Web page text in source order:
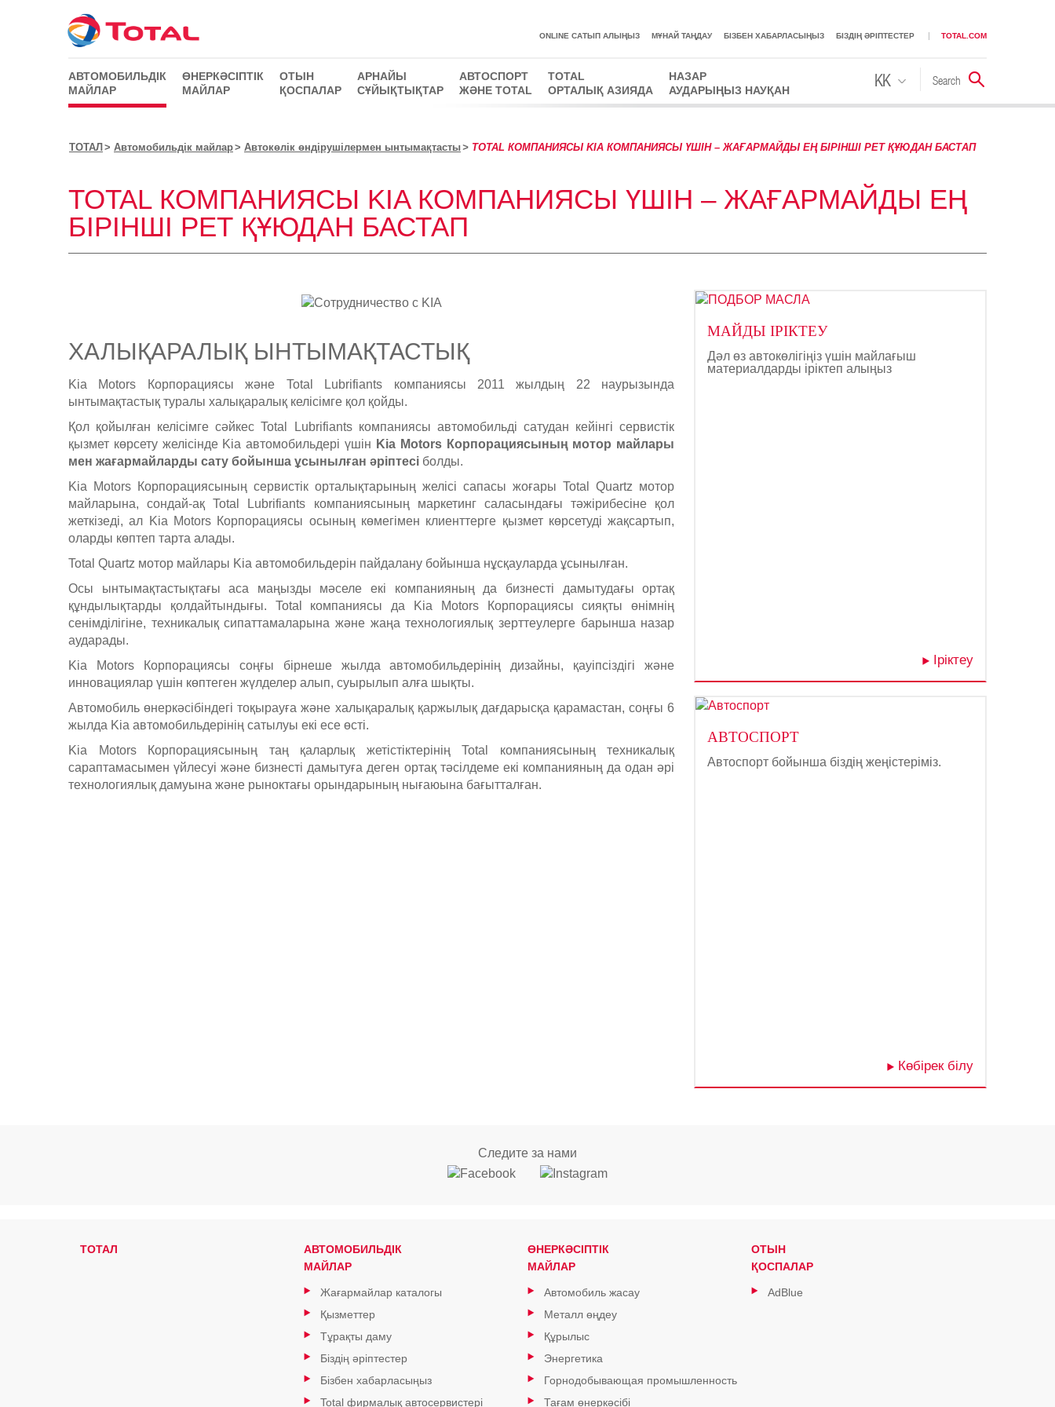
ONLINE САТЫП АЛЫҢЫЗ MҰНАЙ ТАҢДАУ БІЗБЕН ХАБАРЛАСЫҢЫЗ БІЗДІҢ ӘРІПТЕСТЕР TOTAL.COM
АВТОМОБИЛЬДІК
МАЙЛАР
ӨНЕРКӘСІПТІК
МАЙЛАР
ОТЫН
ҚОСПАЛАР
АРНАЙЫ
СҰЙЫҚТЫҚТАР
АВТОСПОРТ
ЖӘНЕ TOTAL
TOTAL
ОРТАЛЫҚ АЗИЯДА
НАЗАР
АУДАРЫҢЫЗ НАУҚАН
KK
RU
Search Іздестіру
ТОТАЛ Автомобильдік майлар Автокөлік өндірушілермен ынтымақтасты TOTAL КОМПАНИЯСЫ KIA КОМПАНИЯСЫ ҮШІН – ЖАҒАРМАЙДЫ ЕҢ БІРІНШІ РЕТ ҚҰЮДАН БАСТАП
TOTAL КОМПАНИЯСЫ KIA КОМПАНИЯСЫ ҮШІН – ЖАҒАРМАЙДЫ ЕҢ
БІРІНШІ РЕТ ҚҰЮДАН БАСТАП
ХАЛЫҚАРАЛЫҚ ЫНТЫМАҚТАСТЫҚ
Kia Motors Корпорациясы және Total Lubrifiants компаниясы 2011 жылдың 22 наурызында
ынтымақтастық туралы халықаралық келісімге қол қойды.
Қол қойылған келісімге сәйкес Total Lubrifiants компаниясы автомобильді сатудан кейінгі сервистік
қызмет көрсету желісінде Kia автомобильдері үшін Kia Motors Корпорациясының мотор майлары
мен жағармайларды сату бойынша ұсынылған әріптесі болды.
Kia Motors Корпорациясының сервистік орталықтарының желісі сапасы жоғары Total Quartz мотор
майларына, сондай-ақ Total Lubrifiants компаниясының маркетинг саласындағы тәжірибесіне қол
жеткізеді, ал Kia Motors Корпорациясы осының көмегімен клиенттерге қызмет көрсетуді жақсартып,
оларды көптеп тарта алады.
Total Quartz мотор майлары Kia автомобильдерін пайдалану бойынша нұсқауларда ұсынылған.
Осы ынтымақтастықтағы аса маңызды мәселе екі компанияның да бизнесті дамытудағы ортақ
құндылықтарды қолдайтындығы. Total компаниясы да Kia Motors Корпорациясы сияқты өнімнің
сенімділігіне, техникалық сипаттамаларына және жаңа технологиялық зерттеулерге барынша назар
аударады.
Kia Motors Корпорациясы соңғы бірнеше жылда автомобильдерінің дизайны, қауіпсіздігі және
инновациялар үшін көптеген жүлделер алып, суырылып алға шықты.
Автомобиль өнеркәсібіндегі тоқырауға және халықаралық қаржылық дағдарысқа қарамастан, соңғы 6
жылда Kia автомобильдерінің сатылуы екі есе өсті.
Kia Motors Корпорациясының таң қаларлық жетістіктерінің Total компаниясының техникалық
сараптамасымен үйлесуі және бизнесті дамытуға деген ортақ тәсілдеме екі компанияның да одан әрі
технологиялық дамуына және рыноктағы орындарының нығаюына бағытталған.
МАЙДЫ ІРІКТЕУ
Дәл өз автокөлігіңіз үшін майлағыш
материалдарды іріктеп алыңыз
Іріктеу
АВТОСПОРТ
Автоспорт бойынша біздің жеңістеріміз.
Көбірек білу
Следите за нами
ТОТАЛ
АВТОМОБИЛЬДІК
МАЙЛАР
Жағармайлар каталогы
Қызметтер
Тұрақты даму
Біздің әріптестер
Бізбен хабарласыңыз
Total фирмалық автосервистері
ӨНЕРКӘСІПТІК
МАЙЛАР
Автомобиль жасау
Металл өңдеу
Құрылыс
Энергетика
Горнодобывающая промышленность
Тағам өнеркәсібі
ОТЫН
ҚОСПАЛАР
AdBlue